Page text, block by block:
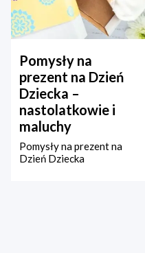
Pomysły na
prezent na Dzień
Dziecka –
nastolatkowie i
maluchy
Pomysły na prezent na
Dzień Dziecka